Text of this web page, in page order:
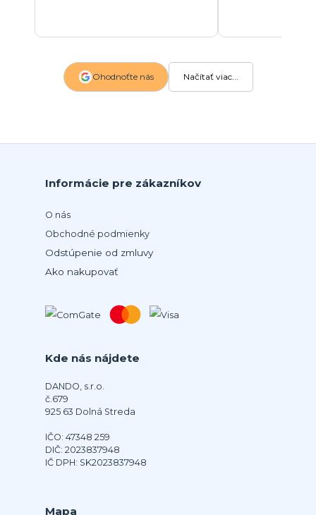
Ohodnoťte nás Načítať viac...
Informácie pre zákazníkov
O nás
Obchodné podmienky
Odstúpenie od zmluvy
Ako nakupovať
Kde nás nájdete
DANDO, s.r.o.
č.679
925 63 Dolná Streda
IČO: 47348 259
DIČ: 2023837948
IČ DPH: SK2023837948
Mapa